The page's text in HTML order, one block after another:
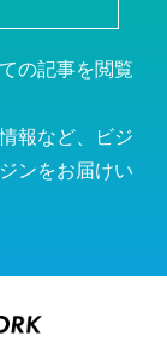
の記事を閲覧
報など、ビジ
ンをお届けい